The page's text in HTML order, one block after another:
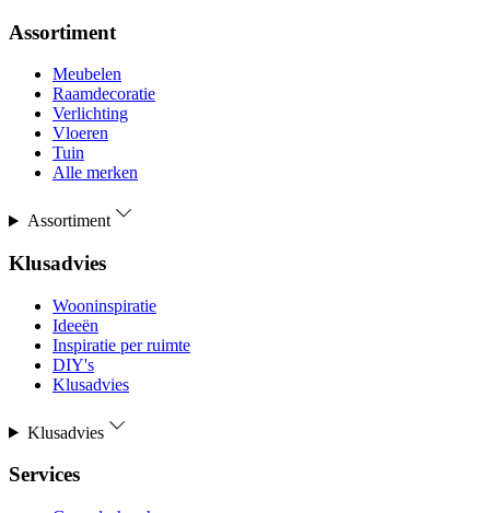
Assortiment
Meubelen
Raamdecoratie
Verlichting
Vloeren
Tuin
Alle merken
Assortiment
Klusadvies
Wooninspiratie
Ideeën
Inspiratie per ruimte
DIY's
Klusadvies
Klusadvies
Services